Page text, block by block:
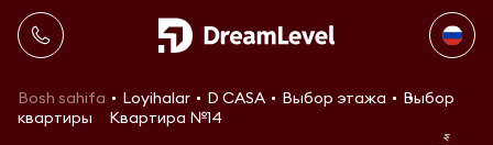
Bosh sahifa Loyihalar D CASA Выбор этажа
Выбор
квартиры
Квартира №14